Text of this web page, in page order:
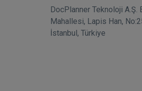
DocPlanner Teknoloji A.Ş.
Mahallesi, Lapis Han,
İstanbul, Türkiye